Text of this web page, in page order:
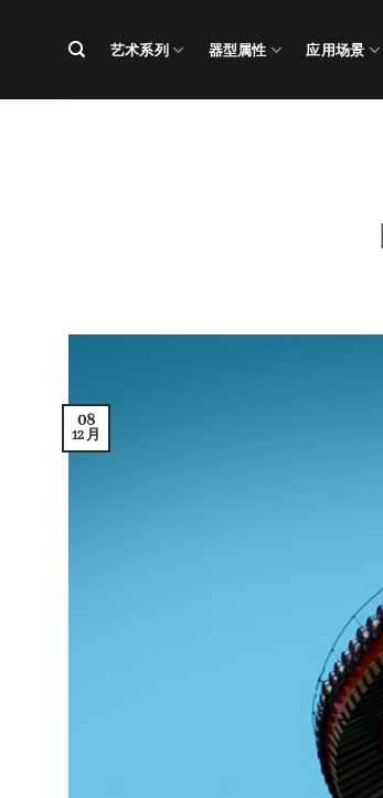
容
艺术系列 器型属性 应用场景
08
12 月